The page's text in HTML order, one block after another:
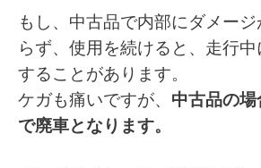
もし、中古品で内部にダメー
らず、使用を続けると、走行
することがあります。
ケガも痛いですが、 中古品の
で廃車となります。